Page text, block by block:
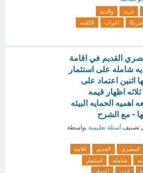
فريد
والديه
امريكا اعراب
الكلمه
القديم في اقامة
شامله على استثمار
اثنين اعتماد على
اظهار قيمه
اهميه الحمايه البيئه
- مع الشرح
تصنيف أسئلة تعليمية بواسطة
المصري القديم
اقامة
شامله
استثمار
اثنين
اعتماد